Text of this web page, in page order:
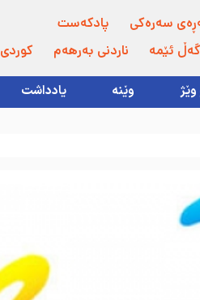
سەرەکی
پادکەست
ئێمە
ناردنی بەرهەم کوردی
وێژ وێنە یادداشت